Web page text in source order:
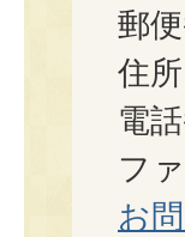
郵
住
電
フ
お